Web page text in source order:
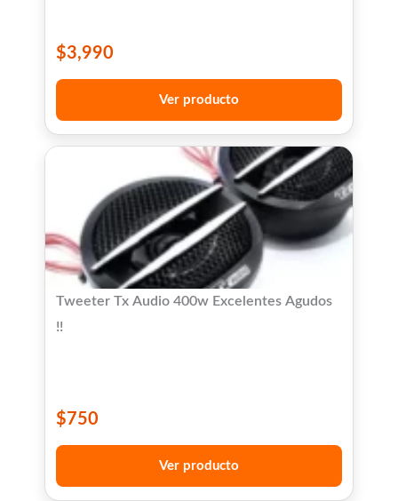
$3,990
Ver producto
Tweeter Tx Audio 400w Excelentes Agudos
!!
$750
Ver producto